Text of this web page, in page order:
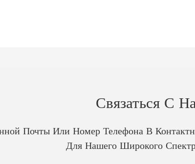
Связаться С
Почты Или Номер Телефона В
Для Нашего Широкого